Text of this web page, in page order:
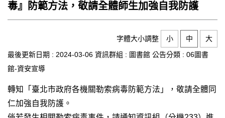
行事曆
家長會
毒』防範方法，敬請全體師生加強自我防護
字體大小調整 小 中
大
最後更新日期 : 2024-03-06 資訊群組 : 圖書館 公告分類 : 06圖書
館-資安宣導
轉知「臺北市政府各機關勒索病毒防範方法」，敬請全體同
仁加強自我防護。